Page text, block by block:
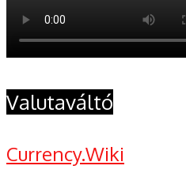
Valutaváltó
Currency.Wiki